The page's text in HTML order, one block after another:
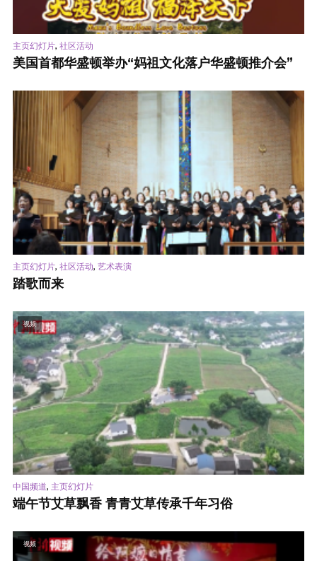
主页幻灯片, 社区活动
美国首都华盛顿举办“妈祖文化落户华盛顿推介会”
主页幻灯片, 社区活动, 艺术表演
踏歌而来
视频
中国频道, 主页幻灯片
端午节艾草飘香 青青艾草传承千年习俗
视频